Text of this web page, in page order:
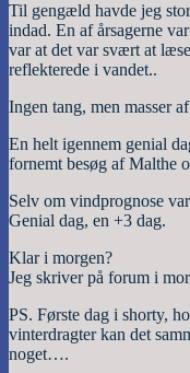
Til gengæld havde jeg
indad. En af årsagerne
var at det var svært at
reflekterede i vandet..
Ingen tang, men masser
En helt igennem genial
fornemt besøg af Malthe
Selv om vindprognose
Genial dag, en +3 dag.
Klar i morgen?
Jeg skriver på forum i
PS. Første dag i shorty,
vinterdragter kan det
noget….